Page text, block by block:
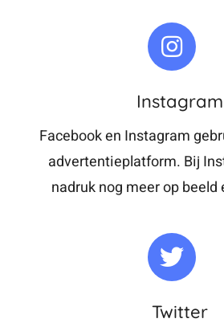
Instagram
Facebook en Instagram
advertentieplatform. Bij
nadruk nog meer op
Twitter